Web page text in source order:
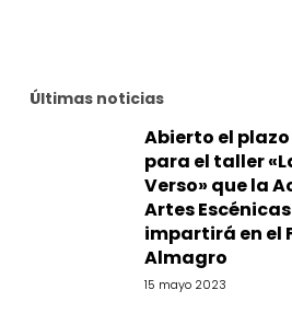
Últimas noticias
Abierto el
para el taller
Verso» que la
Artes
impartirá en el
Almagro
15 mayo 2023